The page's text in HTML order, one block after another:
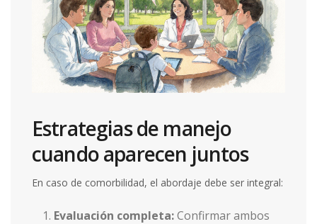
Estrategias de manejo
cuando aparecen juntos
En caso de comorbilidad, el abordaje debe ser integral:
Evaluación completa:Confirmar ambos